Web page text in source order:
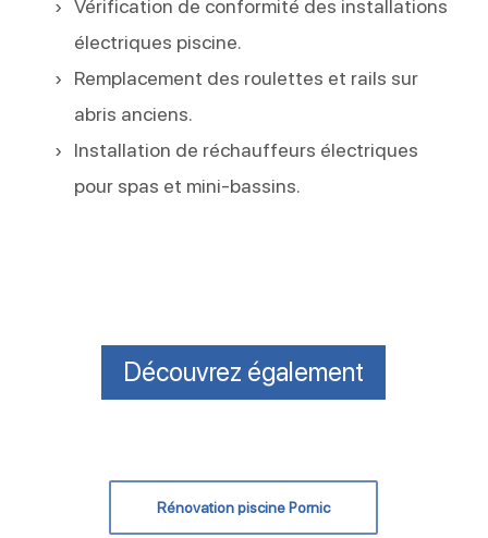
Vérification de conformité des installations
électriques piscine.
Remplacement des roulettes et rails sur
abris anciens.
Installation de réchauffeurs électriques
pour spas et mini-bassins.
Découvrez également
Rénovation piscine Pornic